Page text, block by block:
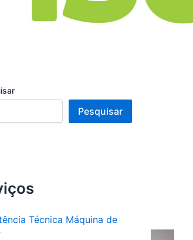
Pesquisar
Técnica Máquina de